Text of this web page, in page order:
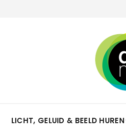
LICHT, GELUID & BEELD HUREN